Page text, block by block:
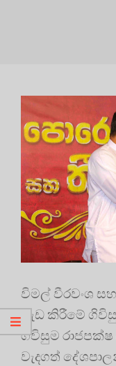
විමල් වීරවංශ
වැඩ කිරීමේ
ගිවිසුම
වැදගත්